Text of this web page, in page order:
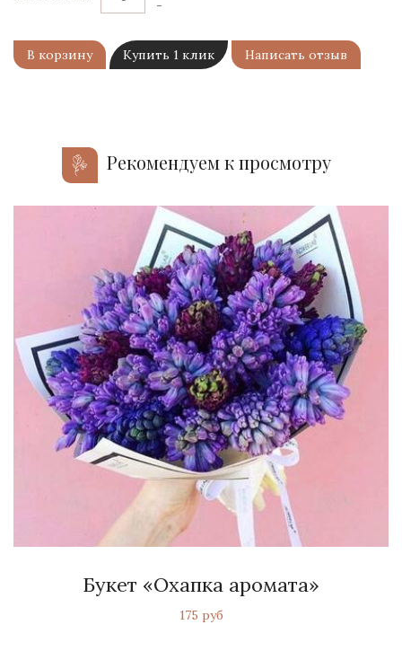
-
В корзину Купить 1 клик Написать отзыв
Рекомендуем к просмотру
Букет «Охапка аромата»
175 руб